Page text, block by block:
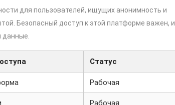
для пользователей, ищущих анонимность и
Безопасный доступ к этой платформе важен, и
Статус
Рабочая
Рабочая